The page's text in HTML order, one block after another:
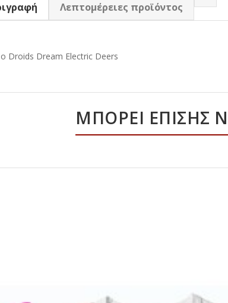
Λεπτομέρειες προϊόντος
Droids Dream Electric Deers
ΜΠΟΡΕΊ ΕΠΊΣΗΣ